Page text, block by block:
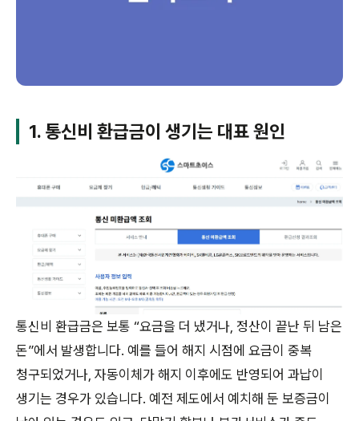
1. 통신비 환급금이 생기는 대표 원인
통신비 환급금은 보통 “요금을 더 냈거나, 정산이 끝난 뒤 남은
돈”에서 발생합니다. 예를 들어 해지 시점에 요금이 중복
청구되었거나, 자동이체가 해지 이후에도 반영되어 과납이
생기는 경우가 있습니다. 예전 제도에서 예치해 둔 보증금이